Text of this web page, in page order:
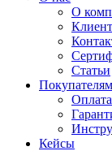
О
Статьи
Покупателям
Кейсы